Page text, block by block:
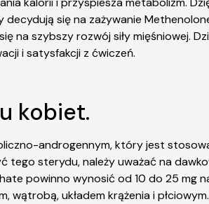
się na zażywanie
na szybszy rozwój siły mięśniowej.
i satysfakcji z ćwiczeń.
kobiet.
androgennym, który jest
tego sterydu, należy uważać na
powinno wynosić od 10 do 25 mg
wątrobą, układem krążenia i